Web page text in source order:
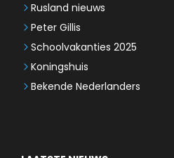
Rusland nieuws
Peter Gillis
Schoolvakanties 2025
Koningshuis
Bekende Nederlanders